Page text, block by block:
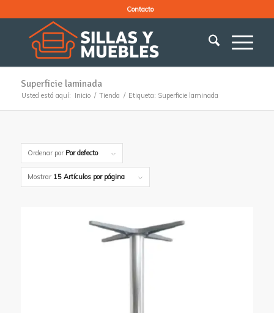
Contacto
Superficie laminada
Usted está aquí: Inicio / Tienda / Etiqueta: Superficie laminada
Ordenar por Por defecto
Mostrar 15 Artículos por página